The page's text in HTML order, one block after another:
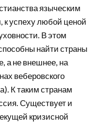
языческим
к успеху любой ценой
В этом
найти страны
а не внешнее, на
веберовского
К таким странам
Существует и
кризисной